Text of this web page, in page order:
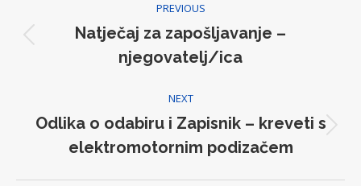
navigation
PREVIOUS
Previous
post:
Natječaj za zapošljavanje –
njegovatelj/ica
NEXT
Next
post:
Odlika o odabiru i Zapisnik – kreveti s
elektromotornim podizačem